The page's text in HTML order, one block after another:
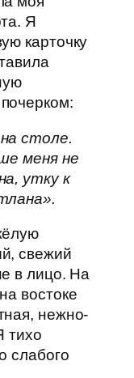
Я
карточку
столе.
меня не
утку к
свежий
в лицо. На
востоке
нежно-
тихо
слабого